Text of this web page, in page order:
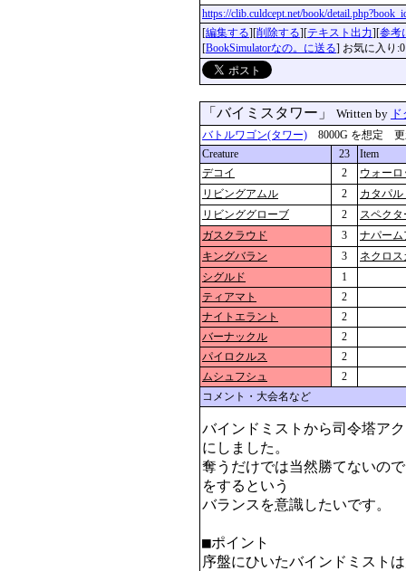
https://clib.culdcept.net/book/
[編集する][削除する][テキスト出力][参考
[BookSimulatorなの。に送る] お気に入り:0
「バイミスタワー」 Written by
バトルワゴン(タワー) 8000G を想定 更
Creature
23
Item
デコイ
2
ウォー
リビングアムル
2
カタパル
リビンググローブ
2
スペク
ガスクラウド
3
ナパーム
キングバラン
3
ネクロ
シグルド
1
ティアマト
2
ナイトエラント
2
バーナックル
2
パイロクルス
2
ムシュフシュ
2
コメント・大会名など
バインドミストから司令塔ア
にしました。
奪うだけでは当然勝てないの
をするという
バランスを意識したいです。
■ポイント
序盤にひいたバインドミスト